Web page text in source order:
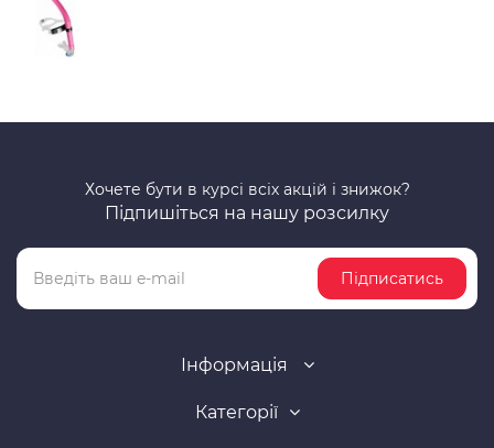
Хочете бути в курсі всіх акцій і знижок?
Підпишіться на нашу розсилку
Підписатись
Інформація
Категорії